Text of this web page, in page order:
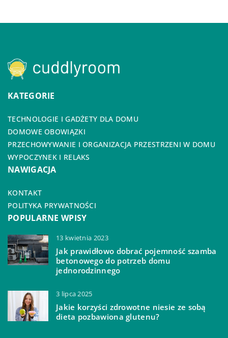
KATEGORIE
TECHNOLOGIE I GADŻETY DLA DOMU
DOMOWE OBOWIĄZKI
PRZECHOWYWANIE I ORGANIZACJA PRZESTRZENI W DOMU
WYPOCZYNEK I RELAKS
NAWIGACJA
KONTAKT
POLITYKA PRYWATNOŚCI
POPULARNE WPISY
13 kwietnia 2023
Jak prawidłowo dobrać pojemność szamba
betonowego do potrzeb domu
jednorodzinnego
3 lipca 2025
Jakie korzyści zdrowotne niesie ze sobą
dieta pozbawiona glutenu?